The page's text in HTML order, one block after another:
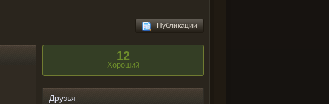
Публикации
12
Хороший
Друзья